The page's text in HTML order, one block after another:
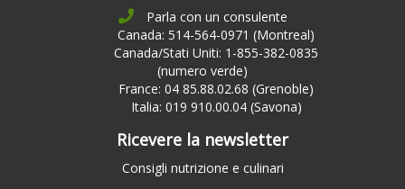
Parla con un consulente
Canada: 514-564-0971 (Montreal)
Canada/Stati Uniti: 1-855-382-0835
(numero verde)
France: 04 85.88.02.68 (Grenoble)
Italia: 019 910.00.04 (Savona)
Ricevere la newsletter
Consigli nutrizione e culinari